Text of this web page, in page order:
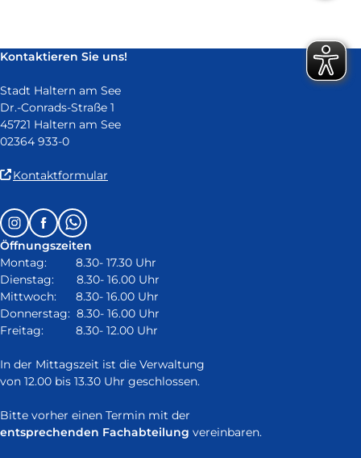
Kontaktieren Sie uns!
Stadt Haltern am See
Dr.-Conrads-Straße 1
45721 Haltern am See
02364 933-0
Kontaktformular
in
neuem
Fenster)
Follow
us
on:
InstagramFacebookWhatsapp
Öffnungszeiten
Montag: 8.30- 17.30 Uhr
Dienstag: 8.30- 16.00 Uhr
Mittwoch: 8.30- 16.00 Uhr
Donnerstag: 8.30- 16.00 Uhr
Freitag: 8.30- 12.00 Uhr
In der Mittagszeit ist die Verwaltung
von 12.00 bis 13.30 Uhr geschlossen.
Bitte vorher einen Termin mit der
entsprechenden Fachabteilung vereinbaren.